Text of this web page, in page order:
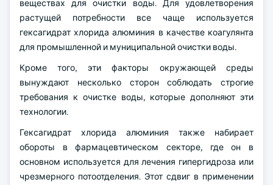
веществах для очистки воды. Для удовлетворения
растущей потребности все чаще используется
гексагидрат хлорида алюминия в качестве коагулянта
для промышленной и муниципальной очистки воды.
Кроме того, эти факторы окружающей среды
вынуждают несколько сторон соблюдать строгие
требования к очистке воды, которые дополняют эти
технологии.
Гексагидрат хлорида алюминия также набирает
обороты в фармацевтическом секторе, где он в
основном используется для лечения гипергидроза или
чрезмерного потоотделения. Этот сдвиг в применении